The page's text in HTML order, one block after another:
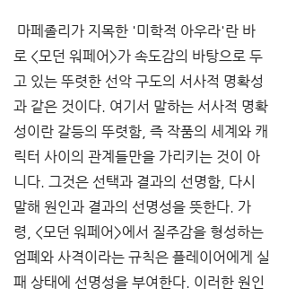
마페졸리가 지목한 '미학적 아우라'란 바
로 <모던 워페어>가 속도감의 바탕으로 두
고 있는 뚜렷한 선악 구도의 서사적 명확성
과 같은 것이다. 여기서 말하는 서사적 명확
성이란 갈등의 뚜렷함, 즉 작품의 세계와 캐
릭터 사이의 관계들만을 가리키는 것이 아
니다. 그것은 선택과 결과의 선명함, 다시
말해 원인과 결과의 선명성을 뜻한다. 가
령, <모던 워페어>에서 질주감을 형성하는
엄폐와 사격이라는 규칙은 플레이어에게 실
패 상태에 선명성을 부여한다. 이러한 원인